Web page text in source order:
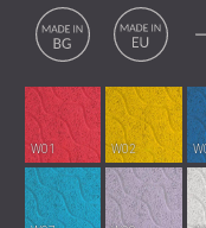
PENTRU
IZOLARE
PENTRU
SOLUȚII DE
PENTRU
IZOLARE
UNITĂȚI DE
POLAND
FINLAND
РОССИЯ
USA (US)
SOUTH
W01 W02